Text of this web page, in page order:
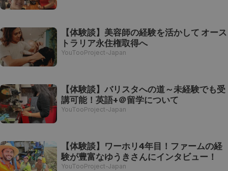
【体験談】美容師の経験を活かして オース
トラリア永住権取得へ
YouTooProject-Japan
【体験談】バリスタへの道～未経験でも受
講可能！英語+＠留学について
YouTooProject-Japan
【体験談】ワーホリ4年目！ファームの経
験が豊富なゆうきさんにインタビュー！
YouTooProject-Japan